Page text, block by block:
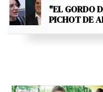
"EL GORDO
PICHOT DE